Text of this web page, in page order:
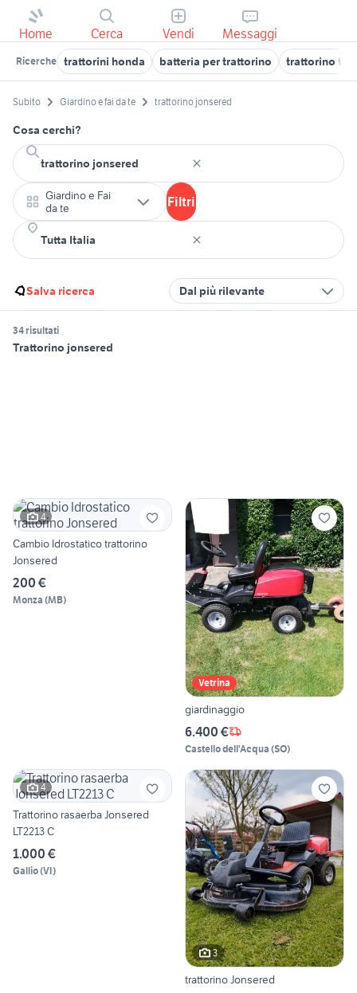
Home Cerca Vendi Messaggi
Ricerche trattorini honda batteria per trattorino trattorino
Subito Giardino e fai da te trattorino jonsered
Cosa cerchi?
Giardino e Fai
da te
Filtri
Salva ricerca Dal più rilevante
34 risultati
Trattorino jonsered
4
Cambio Idrostatico trattorino
Jonsered
200 €
Monza (MB)
Vetrina
giardinaggio
6.400 €
Castello dell'Acqua (SO)
4
Trattorino rasaerba Jonsered
LT2213 C
1.000 €
Gallio(VI)
3
trattorino Jonsered